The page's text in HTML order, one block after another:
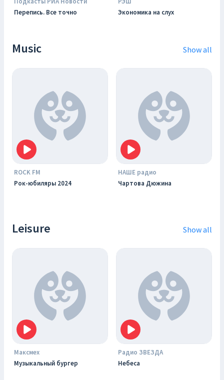
Перепись. Все точно
Экономика на слух
Music Show all
ROCK FM
Рок-юбиляры 2024
НАШЕ радио
Чартова Дюжина
Leisure Show all
Максмех
Музыкальный бургер
Радио ЗВЕЗДА
Небеса